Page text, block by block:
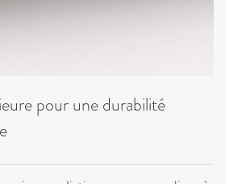
pour une durabilité